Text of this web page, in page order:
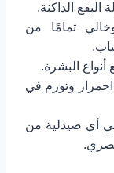
البقع الداكنة.
تمامًا من
البشرة.
احمرار وتورم في
في أي صيدلية من